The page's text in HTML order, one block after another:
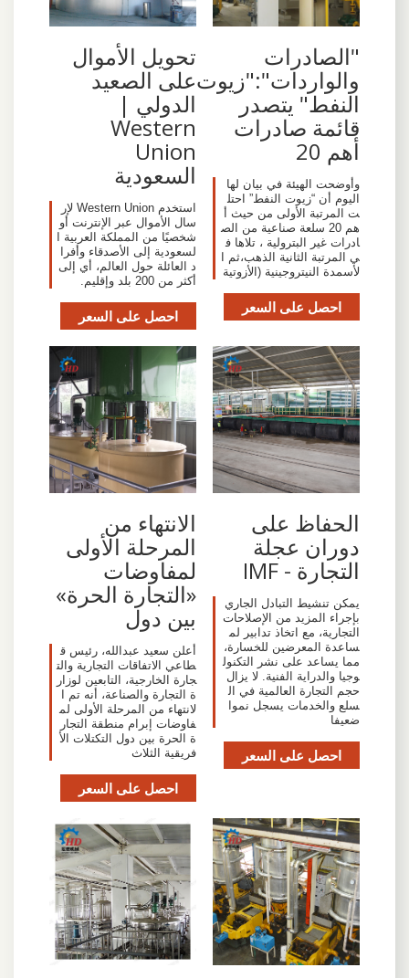
"الصادرات
والواردات":"زيوت
النفط" يتصدر
قائمة صادرات
أهم 20
وأوضحت الهيئة في بيان لها
اليوم أن “زيوت النفط” احتل
ت المرتبة الأولى من حيث أ
هم 20 سلعة صناعية من الص
ادرات غير البترولية ، تلاها ف
ي المرتبة الثانية الذهب،ثم ا
لأسمدة النيتروجينية (الأزوتية
احصل على السعر
تحويل الأموال
على الصعيد
الدولي |
Western
Union
السعودية
استخدم Western Union لإر
سال الأموال عبر الإنترنت أو
شخصيًا من المملكة العربية ا
لسعودية إلى الأصدقاء وأفرا
د العائلة حول العالم، أي إلى
أكثر من 200 بلد وإقليم.
احصل على السعر
الحفاظ على
دوران عجلة
التجارة - IMF
يمكن تنشيط التبادل الجاري
بإجراء المزيد من الإصلاحات
التجارية، مع اتخاذ تدابير لم
ساعدة المعرضين للخسارة،
مما يساعد على نشر التكنول
وجيا والدراية الفنية. لا يزال
حجم التجارة العالمية في ال
سلع والخدمات يسجل نموا
ضعيفا
احصل على السعر
الانتهاء من
المرحلة الأولى
لمفاوضات
«التجارة الحرة»
بين دول
أعلن سعيد عبدالله، رئيس ق
طاعي الاتفاقات التجارية والت
جارة الخارجية، التابعين لوزار
ة التجارة والصناعة، أنه تم ا
لانتهاء من المرحلة الأولى لم
فاوضات إبرام منطقة التجار
ة الحرة بين دول التكتلات الأ
فريقية الثلاث
احصل على السعر